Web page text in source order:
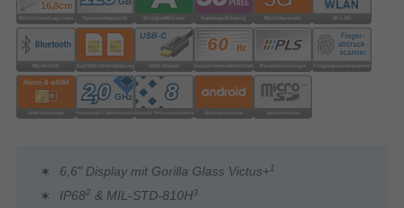
6,6" Display mit Gorilla Glass Victus+1
IP682 & MIL-STD-810H3